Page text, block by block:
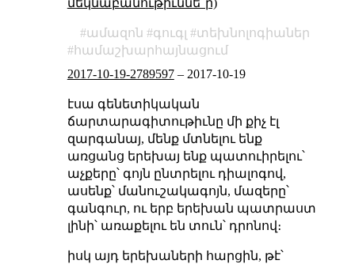
ամազոն գուգլ
տեխնոլոգիաներ
համաշխարհայնացում
2017-10-19-2789597– 2017-10-19
էսա գենետիկական
ճարտարագիտութիւնը մի քիչ էլ
զարգանայ, մենք մտնելու ենք
առցանց երեխայ ենք պատուիրելու՝
աչքերը՝ գոյն ընտրելու դիալոգով,
ասենք՝ մանուշակագոյն, մազերը՝
գանգուր, ու երբ երեխան պատրաստ
լինի՝ առաքելու են տուն՝ դրոնով։
իսկ այդ երեխաների հարցին, թէ՝